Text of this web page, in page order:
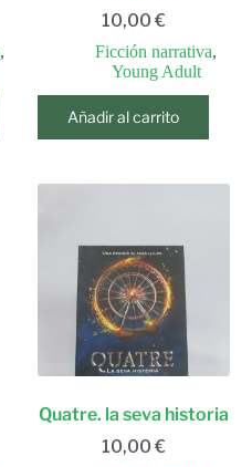
,
10,00 €
Ficción narrativa,
Young Adult
Añadir al carrito
Quatre. la seva historia
10,00 €